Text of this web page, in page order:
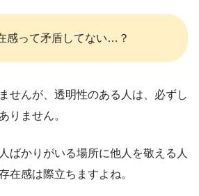
感って矛盾してない…？
せんが、透明性のある人は、必ずし
りません。
ばかりがいる場所に他人を敬える人
在感は際立ちますよね。